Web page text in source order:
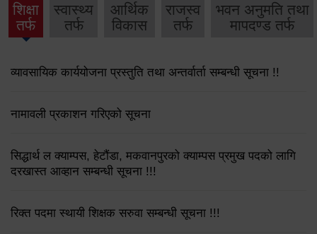
शिक्षा
तर्फ
स्वास्थ्य
तर्फ
आर्थिक
विकास
राजस्व
तर्फ
भवन अनुमति तथा
मापदण्ड तर्फ
व्यावसायिक कार्ययोजना प्रस्तुति तथा अन्तर्वार्ता सम्बन्धी सूचना !!
नामावली प्रकाशन गरिएको सूचना
सिद्धार्थ ल क्याम्पस, हेटौंडा, मकवानपुरको क्याम्पस प्रमुख पदको लागि
दरखास्त आव्हान सम्बन्धी सूचना !!!
रिक्त पदमा स्थायी शिक्षक सरुवा सम्बन्धी सूचना !!!